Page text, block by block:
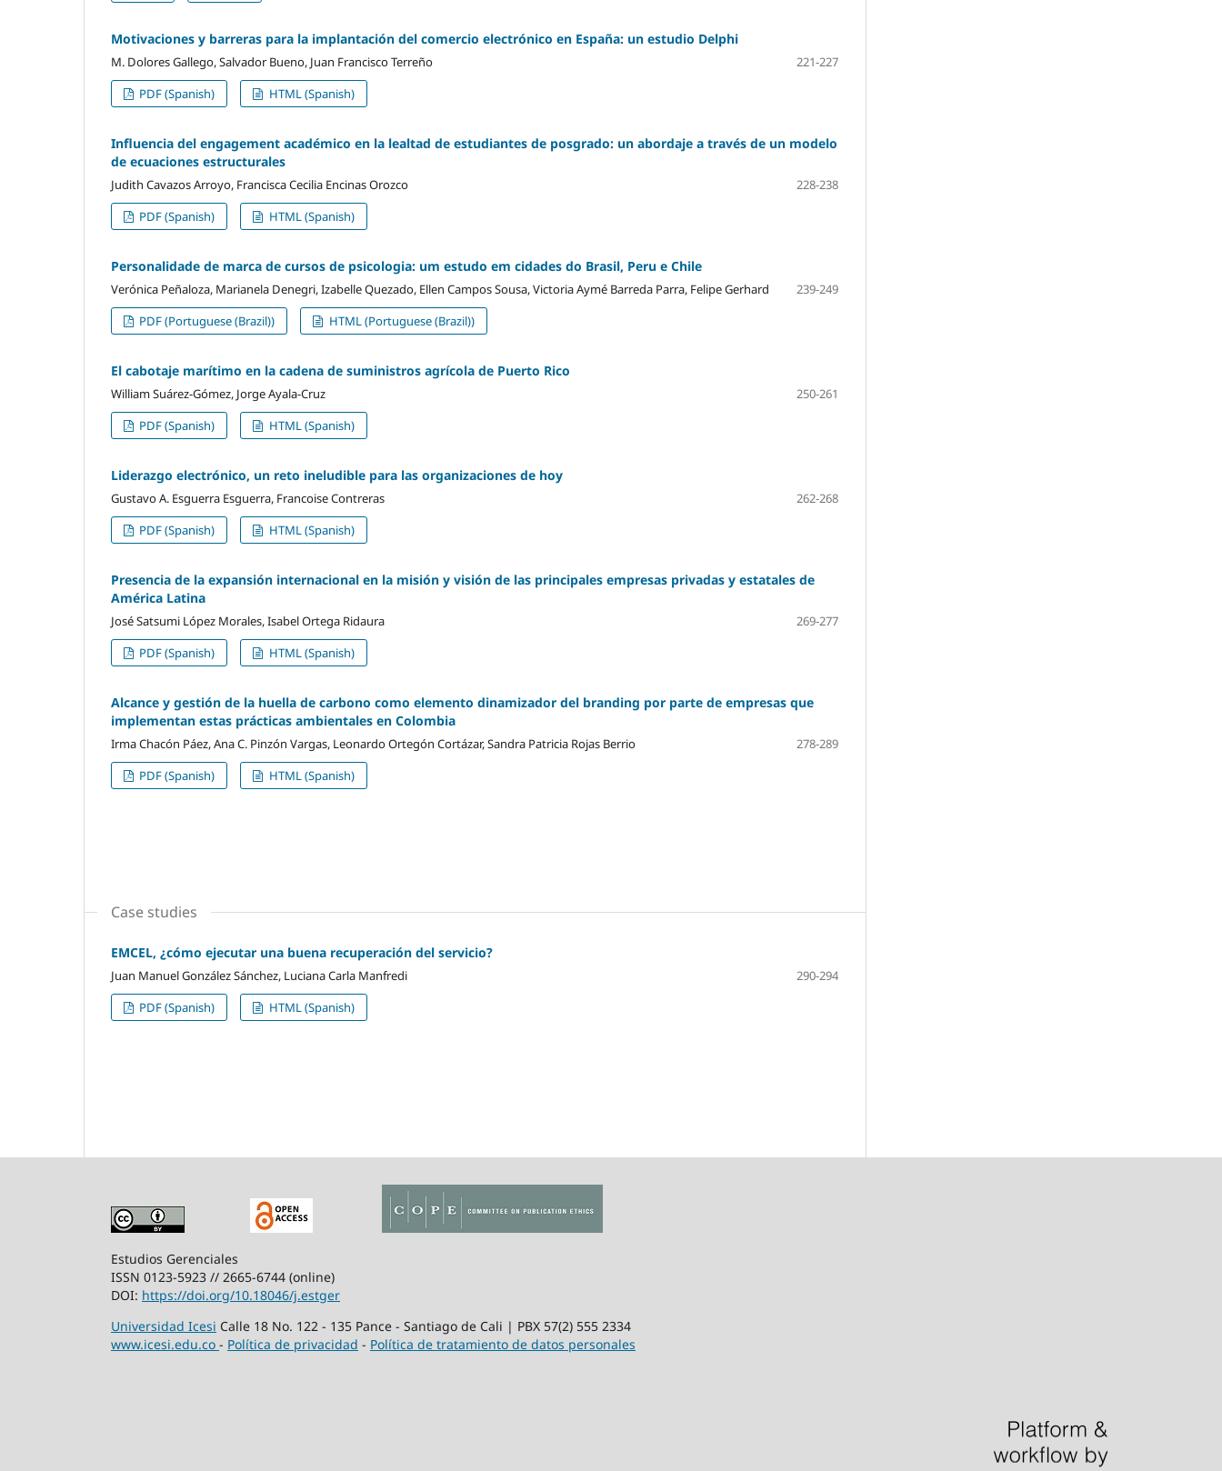
Motivaciones y barreras para la implantación del comercio electrónico en España: un estudio Delphi
M. Dolores Gallego, Salvador Bueno, Juan Francisco Terreño
221-227
PDF (Spanish)
HTML (Spanish)
Influencia del engagement académico en la lealtad de estudiantes de posgrado: un abordaje a través de un modelo
de ecuaciones estructurales
Judith Cavazos Arroyo, Francisca Cecilia Encinas Orozco
228-238
PDF (Spanish)
HTML (Spanish)
Personalidade de marca de cursos de psicologia: um estudo em cidades do Brasil, Peru e Chile
Verónica Peñaloza, Marianela Denegri, Izabelle Quezado, Ellen Campos Sousa, Victoria Aymé Barreda Parra, Felipe Gerhard
239-249
PDF (Portuguese (Brazil))
HTML (Portuguese (Brazil))
El cabotaje marítimo en la cadena de suministros agrícola de Puerto Rico
William Suárez-Gómez, Jorge Ayala-Cruz
250-261
PDF (Spanish)
HTML (Spanish)
Liderazgo electrónico, un reto ineludible para las organizaciones de hoy
Gustavo A. Esguerra Esguerra, Francoise Contreras
262-268
PDF (Spanish)
HTML (Spanish)
Presencia de la expansión internacional en la misión y visión de las principales empresas privadas y estatales de
América Latina
José Satsumi López Morales, Isabel Ortega Ridaura
269-277
PDF (Spanish)
HTML (Spanish)
Alcance y gestión de la huella de carbono como elemento dinamizador del branding por parte de empresas que
implementan estas prácticas ambientales en Colombia
Irma Chacón Páez, Ana C. Pinzón Vargas, Leonardo Ortegón Cortázar, Sandra Patricia Rojas Berrio
278-289
PDF (Spanish)
HTML (Spanish)
Case studies
EMCEL, ¿cómo ejecutar una buena recuperación del servicio?
Juan Manuel González Sánchez, Luciana Carla Manfredi
290-294
PDF (Spanish)
HTML (Spanish)
Estudios Gerenciales
ISSN 0123-5923 // 2665-6744 (online)
DOI: https://doi.org/10.18046/j.estger
Universidad Icesi Calle 18 No. 122 - 135 Pance - Santiago de Cali | PBX 57(2) 555 2334
www.icesi.edu.co - Política de privacidad - Política de tratamiento de datos personales